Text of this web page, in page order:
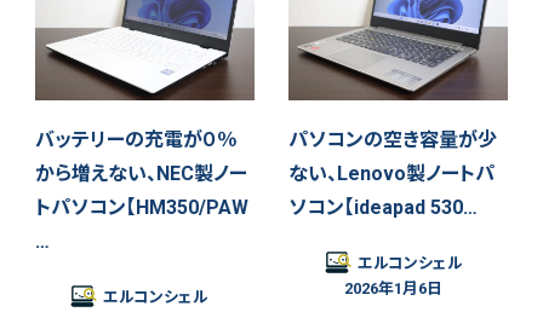
バッテリーの充電が０％
から増えない、NEC製ノー
トパソコン【HM350/PAW
…
エルコンシェル
パソコンの空き容量が少
ない、Lenovo製ノートパ
ソコン【ideapad 530…
エルコンシェル
2026年1月6日